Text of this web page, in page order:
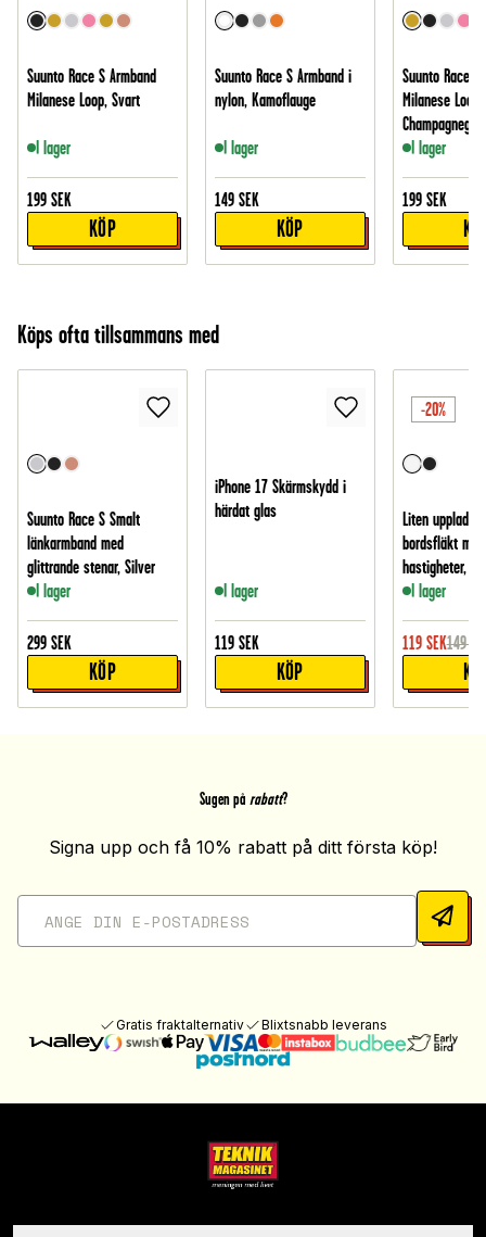
Suunto Race S Armband
Milanese Loop, Svart
I lager
199 SEK
KÖP
Suunto Race S Armband i
nylon, Kamoflauge
I lager
149 SEK
KÖP
Suunto Race S
Milanese Loop,
Champagneguld
I lager
199 SEK
Köps ofta tillsammans med
Suunto Race S Smalt
länkarmband med
glittrande stenar, Silver
I lager
299 SEK
KÖP
iPhone 17 Skärmskydd i
härdat glas
I lager
119 SEK
KÖP
-20%
Liten
bordsfläkt
hastigheter, Vit
I lager
119 SEK149
Sugen på rabatt?
Signa upp och få 10% rabatt på ditt första köp!
Gratis fraktalternativ Blixtsnabb leverans